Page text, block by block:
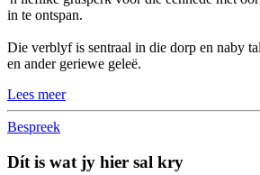
in te ontspan.
Die verblyf is sentraal in die dorp en naby
en ander geriewe geleë.
Lees meer
Bespreek
Dít is wat jy hier sal kry